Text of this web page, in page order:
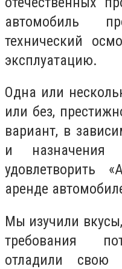
автомобиль
технический
эксплуатацию.
Одна или
или без,
вариант, в
и
удовлетворить
аренде
Мы изучили
требования
отладили свою